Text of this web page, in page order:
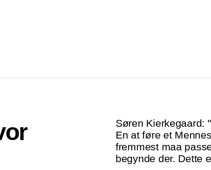
Søren Kierkegaard:
En at føre et
fremmest maa
begynde der. Dette